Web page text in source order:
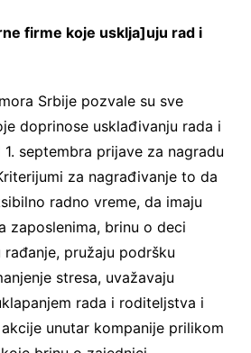
firme koje usklja]uju rad i
Srbije pozvale su sve
doprinose usklađivanju rada i
septembra prijave za nagradu
za nagrađivanje to da
radno vreme, da imaju
zaposlenima, brinu o deci
pružaju podršku
stresa, uvažavaju
rada i roditeljstva i
unutar kompanije prilikom